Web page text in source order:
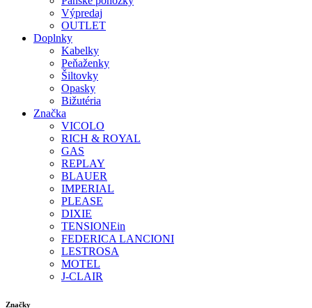
Výpredaj
OUTLET
Doplnky
Kabelky
Peňaženky
Šiltovky
Opasky
Bižutéria
Značka
VICOLO
RICH & ROYAL
GAS
REPLAY
BLAUER
IMPERIAL
PLEASE
DIXIE
TENSIONEin
FEDERICA LANCIONI
LESTROSA
MOTEL
J-CLAIR
Značky